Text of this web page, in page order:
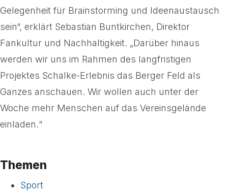
Gelegenheit für Brainstorming und Ideenaustausch
sein“, erklärt Sebastian Buntkirchen, Direktor
Fankultur und Nachhaltigkeit. „Darüber hinaus
werden wir uns im Rahmen des langfristigen
Projektes Schalke-Erlebnis das Berger Feld als
Ganzes anschauen. Wir wollen auch unter der
Woche mehr Menschen auf das Vereinsgelände
einladen.“
Themen
Sport